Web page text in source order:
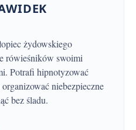
rówieśników swoimi
Potrafi hipnotyzować
niebezpieczne
bez śladu.